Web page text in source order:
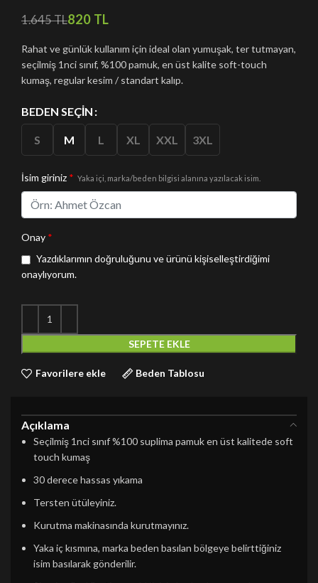
1.645TL820 TL
Rahat ve günlük kullanım için ideal olan yumuşak, ter tutmayan,
seçilmiş 1nci sınıf, %100 pamuk, en üst kalite soft-touch
kumaş, regular kesim / standart kalıp.
BEDEN SEÇIN
S M L XL XXL 3XL
İsim giriniz * Yaka içi, marka/beden bilgisi alanına yazılacak isim.
Onay *
Yazdıklarımın doğruluğunu ve ürünü kişiselleştirdiğimi
onaylıyorum.
SEPETE EKLE
Favorilere ekle Beden Tablosu
Açıklama
Seçilmiş 1nci sınıf %100 suplima pamuk en üst kalitede soft
touch kumaş
30 derece hassas yıkama
Tersten ütüleyiniz.
Kurutma makinasında kurutmayınız.
Yaka iç kısmına, marka beden basılan bölgeye belirttiğiniz
isim basılarak gönderilir.